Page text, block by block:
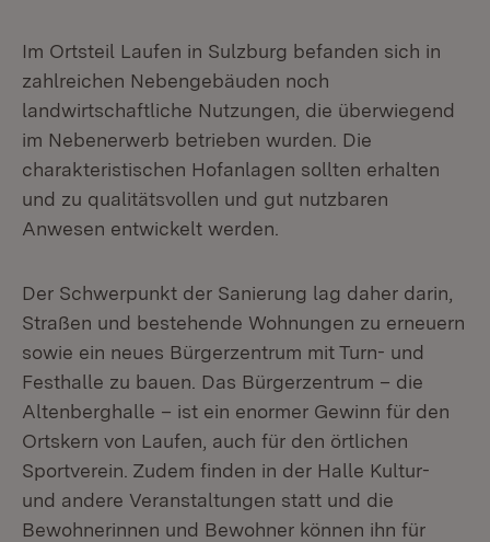
Im Ortsteil Laufen in Sulzburg befanden sich in
zahlreichen Nebengebäuden noch
landwirtschaftliche Nutzungen, die überwiegend
im Nebenerwerb betrieben wurden. Die
charakteristischen Hofanlagen sollten erhalten
und zu qualitätsvollen und gut nutzbaren
Anwesen entwickelt werden.
Der Schwerpunkt der Sanierung lag daher darin,
Straßen und bestehende Wohnungen zu erneuern
sowie ein neues Bürgerzentrum mit Turn- und
Festhalle zu bauen. Das Bürgerzentrum – die
Altenberghalle – ist ein enormer Gewinn für den
Ortskern von Laufen, auch für den örtlichen
Sportverein. Zudem finden in der Halle Kultur-
und andere Veranstaltungen statt und die
Bewohnerinnen und Bewohner können ihn für